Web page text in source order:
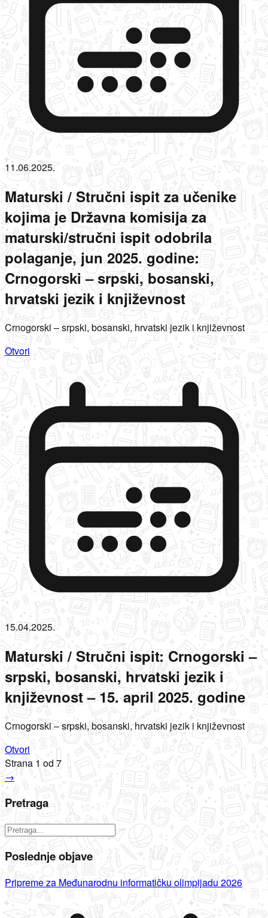
11.06.2025.
Maturski / Stručni ispit za učenike
kojima je Državna komisija za
maturski/stručni ispit odobrila
polaganje, jun 2025. godine:
Crnogorski – srpski, bosanski,
hrvatski jezik i književnost
Crnogorski – srpski, bosanski, hrvatski jezik i književnost
Otvori
15.04.2025.
Maturski / Stručni ispit: Crnogorski –
srpski, bosanski, hrvatski jezik i
književnost – 15. april 2025. godine
Crnogorski – srpski, bosanski, hrvatski jezik i književnost
Otvori
Strana 1od 7
→
Pretraga
Poslednje objave
Pripreme za Međunarodnu informatičku olimpijadu 2026